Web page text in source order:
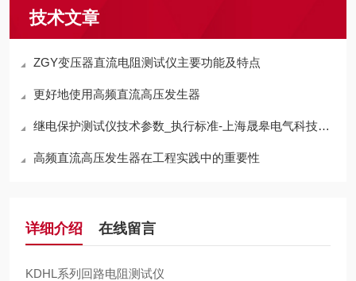
技术文章
ZGY变压器直流电阻测试仪主要功能及特点
更好地使用高频直流高压发生器
继电保护测试仪技术参数_执行标准-上海晟皋电气科技有限公司
高频直流高压发生器在工程实践中的重要性
详细介绍 在线留言
KDHL系列回路电阻测试仪